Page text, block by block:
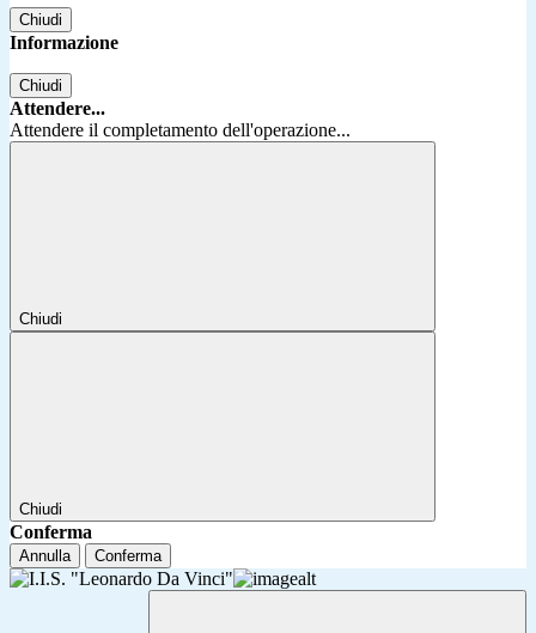
Chiudi
Informazione
Chiudi
Attendere...
Attendere il completamento dell'operazione...
Chiudi
Chiudi
Conferma
Annulla Conferma